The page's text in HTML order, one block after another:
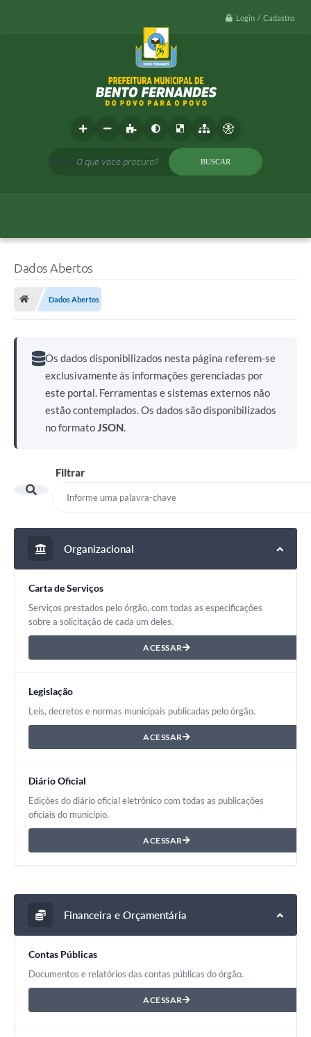
Login / Cadastro
O que voce procura?
Dados Abertos
Dados Abertos
Os dados disponibilizados nesta página referem-se
exclusivamente às informações gerenciadas por
este portal. Ferramentas e sistemas externos não
estão contemplados. Os dados são disponibilizados
no formatoJSON.
Filtrar
Organizacional
Carta de Serviços
Serviços prestados pelo órgão, com todas as especificações
sobre a solicitação de cada um deles.
ACESSAR
Legislação
Leis, decretos e normas municipais publicadas pelo órgão.
ACESSAR
Diário Oficial
Edições do diário oficial eletrônico com todas as publicações
oficiais do município.
ACESSAR
Financeira e Orçamentária
Contas Públicas
Documentos e relatórios das contas públicas do órgão.
ACESSAR